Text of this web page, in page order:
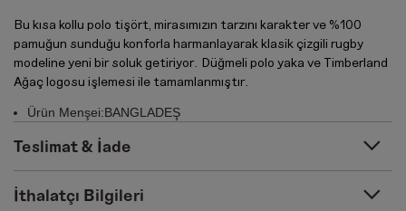
Bu kısa kollu polo tişört, mirasımızın tarzını karakter ve %100
pamuğun sunduğu konforla harmanlayarak klasik çizgili rugby
modeline yeni bir soluk getiriyor. Düğmeli polo yaka ve Timberland
Ağaç logosu işlemesi ile tamamlanmıştır.
Ürün Menşei:BANGLADEŞ
Teslimat & İade
İthalatçı Bilgileri